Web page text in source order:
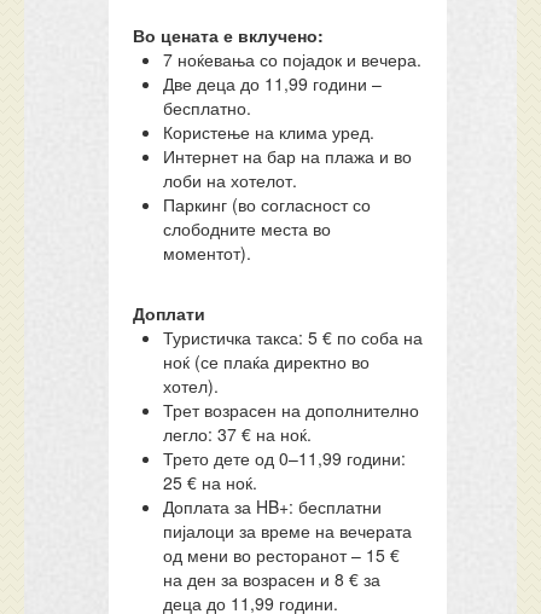
Во цената е вклучено:
7 ноќевања со појадок и вечера.
Две деца до 11,99 години –
бесплатно.
Користење на клима уред.
Интернет на бар на плажа и во
лоби на хотелот.
Паркинг (во согласност со
слободните места во
моментот).
Доплати
Туристичка такса: 5 € по соба на
ноќ (се плаќа директно во
хотел).
Трет возрасен на дополнително
легло: 37 € на ноќ.
Трето дете од 0–11,99 години:
25 € на ноќ.
Доплата за HB+: бесплатни
пијалоци за време на вечерата
од мени во ресторанот – 15 €
на ден за возрасен и 8 € за
деца до 11,99 години.